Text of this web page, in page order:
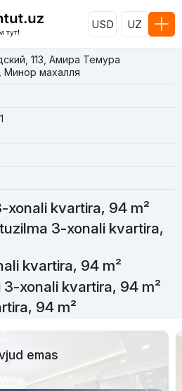
USD UZ
113, Амира Темура
Минор махалля
xonali kvartira, 94 m²
3-xonali kvartira,
kvartira, 94 m²
xonali kvartira, 94 m²
94 m²
emas